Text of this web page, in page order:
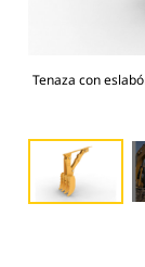
Tenaza con